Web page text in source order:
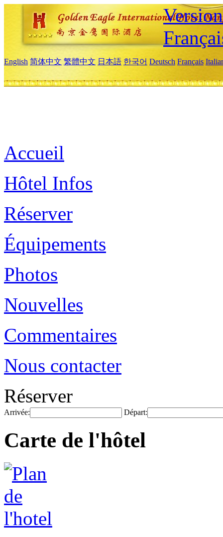
English 简体中文 繁體中文 日本語 한국어 Deutsch Français
Accueil
Hôtel Infos
Réserver
Équipements
Photos
Nouvelles
Commentaires
Nous contacter
Réserver
Arrivée: Départ:
Carte de l'hôtel